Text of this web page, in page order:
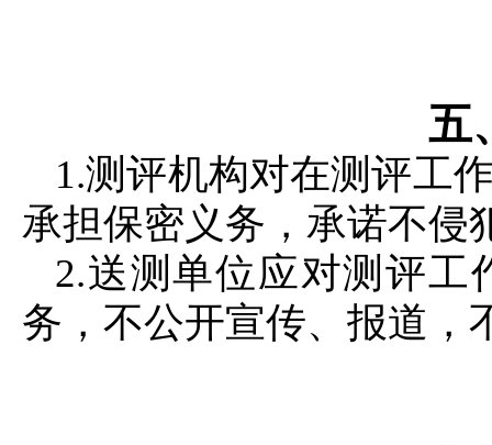
五
1.测评机构对在测评工
承担保密义务，承诺不侵
2.送测单位应对测评工
务，不公开宣传、报道，